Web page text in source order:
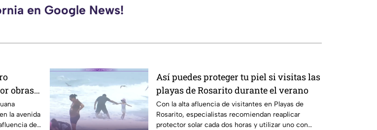
en Google News!
obras
la avenida
de
Así puedes proteger tu piel si visitas las
playas de Rosarito durante el verano
Con la alta afluencia de visitantes en Playas de
Rosarito, especialistas recomiendan reaplicar
protector solar cada dos horas y utilizar uno con